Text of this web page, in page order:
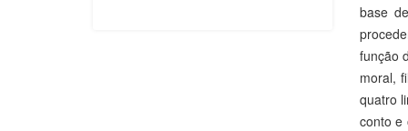
base
função
moral,
quatro
conto e